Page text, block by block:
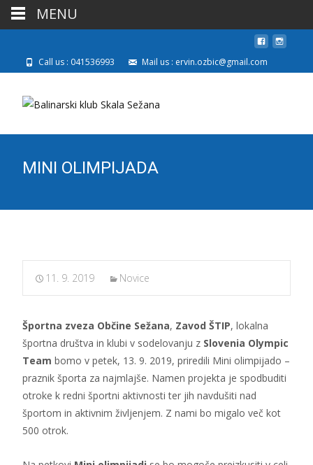
Call us : 041536993 Mail us : ervin.ozbic@gmail.com
MINI OLIMPIJADA
11. 9. 2019 Novice
Športna zveza Občine Sežana, Zavod ŠTIP, lokalna
športna društva in klubi v sodelovanju z Slovenia Olympic
Team bomo v petek, 13. 9. 2019, priredili Mini olimpijado –
praznik športa za najmlajše. Namen projekta je spodbuditi
otroke k redni športni aktivnosti ter jih navdušiti nad
športom in aktivnim življenjem. Z nami bo migalo več kot
500 otrok.
MENU